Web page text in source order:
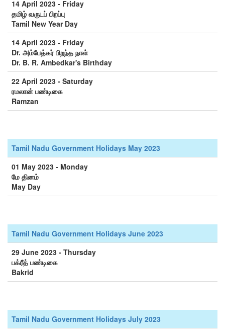
14 April 2023 - Friday
தமிழ் வருடப் பிறப்பு
Tamil New Year Day
14 April 2023 - Friday
Dr. அம்பேத்கர் பிறந்த நாள்
Dr. B. R. Ambedkar's Birthday
22 April 2023 - Saturday
ரமலான் பண்டிகை
Ramzan
Tamil Nadu Government Holidays May 2023
01 May 2023 - Monday
மே தினம்
May Day
Tamil Nadu Government Holidays June 2023
29 June 2023 - Thursday
பக்ரீத் பண்டிகை
Bakrid
Tamil Nadu Government Holidays July 2023